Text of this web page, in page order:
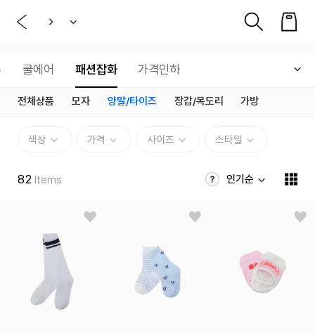
쿨에어 패션잡화 가격인하
전체상품 모자 양말/타이즈 장갑/목도리 가방
색상 가격 사이즈 스타일
82 Items 인기순